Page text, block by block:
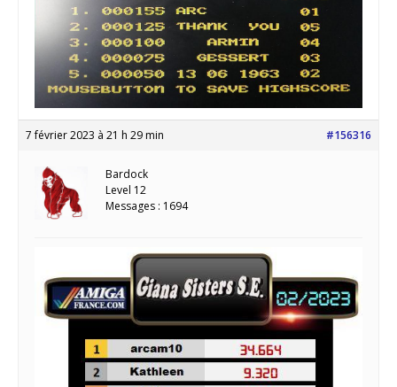
7 février 2023 à 21 h 29 min #156316
Bardock
Level 12
Messages : 1694